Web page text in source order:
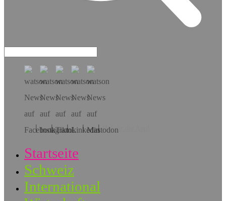
Hol dir die App!
Startseite
Schweiz
International